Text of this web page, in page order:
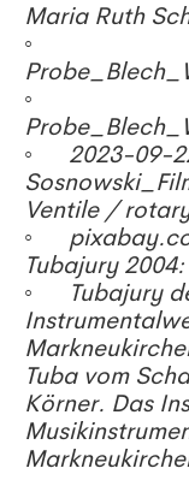
Maria Ruth
◦
◦
◦ 2023-09-
Ventile /
◦
Tubajury 2004:
◦ Tubajury
Tuba vom
Körner. Das